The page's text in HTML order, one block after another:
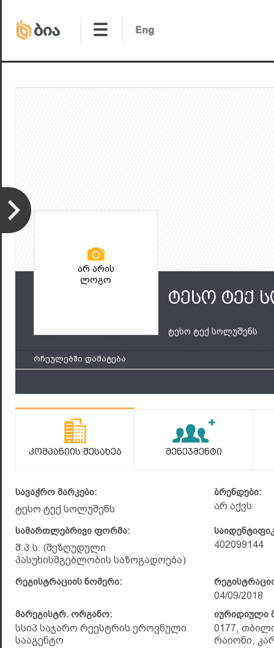
არ არის
ლოგო
ტესო ტექ
ტესო ტექ სოლუშენს
რჩეულებში დამატება
Კომპანიის Შესახებ Მენეჯმენტი
სავაჭრო მარკები:
ტესო ტექ სოლუშენს
ბრენდები:
არ აქვს
სამართლებრივი ფორმა:
შ.პ.ს. (შეზღუდული
პასუხისმგებლობის საზოგადოება)
402099144
რეგისტრაციის ნომერი:
04/09/2018
მარეგისტრ. ორგანო:
სსიპ საჯარო რეესტრის ეროვნული
სააგენტო
იურიდიული
0177,
რაიონი,